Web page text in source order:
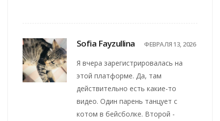
Sofia Fayzullina ФЕВРАЛЯ 13, 2026
Я вчера зарегистрировалась на
этой платформе. Да, там
действительно есть какие-то
видео. Один парень танцует с
котом в бейсболке. Второй -